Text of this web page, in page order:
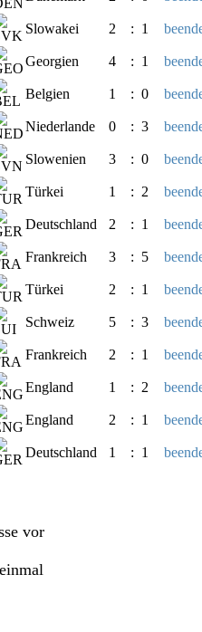
Slowakei 2 : 1
Georgien 4 : 1
Belgien 1 : 0
Niederlande 0 : 3
Slowenien 3 : 0
Türkei 1 : 2
Deutschland 2 : 1
Frankreich 3 : 5
Türkei 2 : 1
Schweiz 5 : 3
Frankreich 2 : 1
England 1 : 2
England 2 : 1
Deutschland 1 : 1
vor